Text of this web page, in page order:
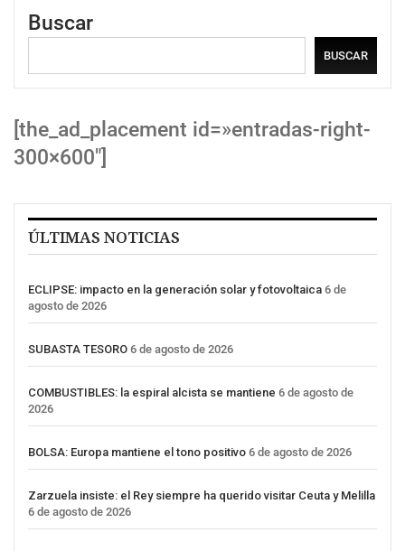
Buscar
BUSCAR
[the_ad_placement id=»entradas-right-
300×600″]
ÚLTIMAS NOTICIAS
ECLIPSE: impacto en la generación solar y fotovoltaica 6 de
agosto de 2026
SUBASTA TESORO 6 de agosto de 2026
COMBUSTIBLES: la espiral alcista se mantiene 6 de agosto de
2026
BOLSA: Europa mantiene el tono positivo 6 de agosto de 2026
Zarzuela insiste: el Rey siempre ha querido visitar Ceuta y Melilla
6 de agosto de 2026